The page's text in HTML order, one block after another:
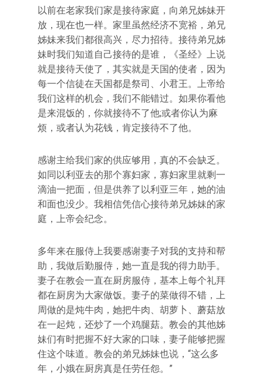
以前在老家我们家是接待家庭，向弟兄姊妹开
放，现在也一样。家里虽然经济不宽裕，弟兄
姊妹来我们都很高兴，尽力招待。接待弟兄姊
妹时我们知道自己接待的是谁，《圣经》上说
就是接待天使了，其实就是天国的使者，因为
每一个信徒在天国都是祭司、小君王。上帝给
我们这样的机会，我们不能错过。如果你看他
是来混饭的，你就接待不了他;或者你认为麻
烦，或者认为花钱，肯定接待不了他。
感谢主给我们家的供应够用，真的不会缺乏。
如同以利亚去的那个寡妇家，寡妇家里就剩一
滴油一把面，但是供养了以利亚三年，她的油
和面也没少。我相信凭信心接待弟兄姊妹的家
庭，上帝会纪念。
多年来在服侍上我要感谢妻子对我的支持和帮
助，我做后勤服侍，她一直是我的得力助手。
妻子在教会一直在厨房服侍，基本上每个礼拜
都在厨房为大家做饭。妻子的菜做得不错，上
周做的是炖牛肉，她把牛肉、胡萝卜、蘑菇放
在一起炖，还炒了一个鸡腿菇。教会的其他姊
妹们有时把握不好大家的口味，妻子能够把握
住这个味道。教会的弟兄姊妹也说，“这么多
年，小娥在厨房真是任劳任怨。”